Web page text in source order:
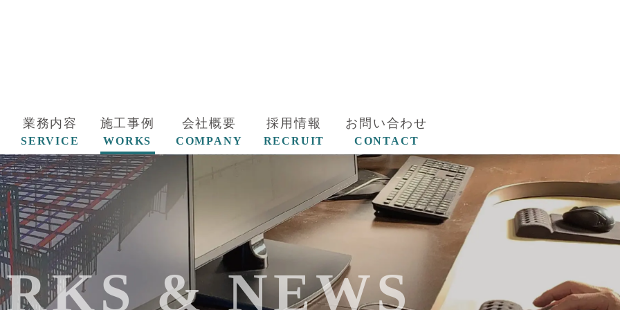
業務内容
SERVICE
施工事例
WORKS
会社概要
COMPANY
採用情報
RECRUIT
お問い合わせ
CONTACT
& NEWS